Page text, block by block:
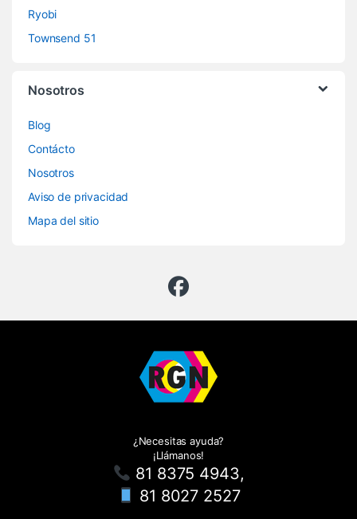
Ryobi
Townsend 51
Nosotros
Blog
Contácto
Nosotros
Aviso de privacidad
Mapa del sitio
¿Necesitas ayuda?
¡Llámanos!
81 8375 4943,
81 8027 2527